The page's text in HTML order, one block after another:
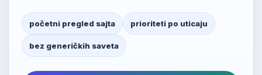
početni pregled sajta prioriteti po uticaju
bez generičkih saveta